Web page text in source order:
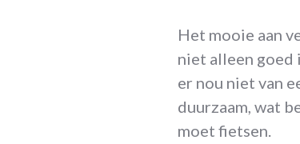
Het mooie aan
niet alleen goed
er nou niet van
duurzaam, wat
moet fietsen.